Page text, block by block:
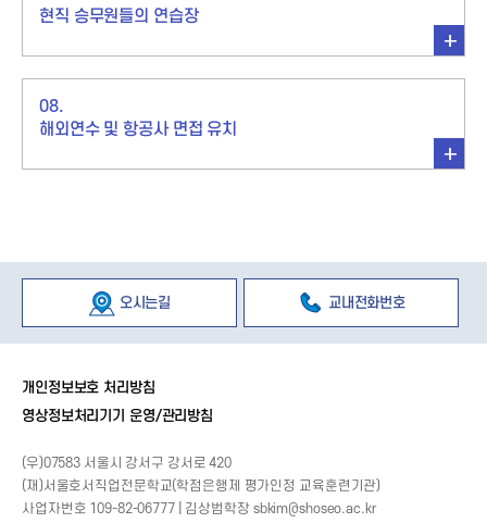
아시아나항공 스마일상
저서 : 항공객실업무론
취업 시 특전
운송 및 공항/여행관련 업종 채용 시
남학생 경우 의무병우선 입대
현직 승무원들의 연습장
08.
해외연수 및 항공사 면접 유치
오시는길 교내전화번호
개인정보보호 처리방침
영상정보처리기기 운영/관리방침
(우)07583 서울시 강서구 강서로 420
(재)서울호서직업전문학교(학점은행제 평가인정 교육훈련기관)
사업자번호 109-82-06777 | 김상범학장 sbkim@shoseo.ac.kr